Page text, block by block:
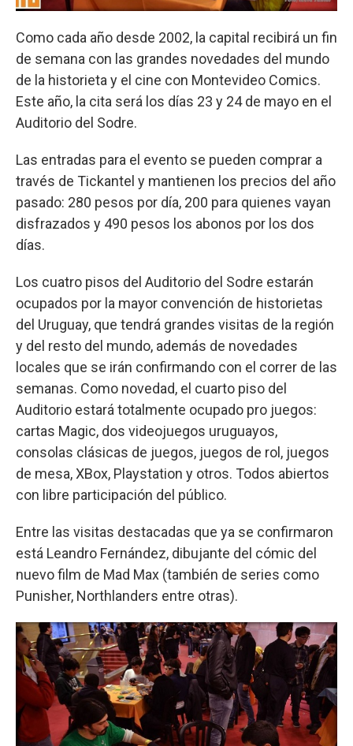
Como cada año desde 2002, la capital recibirá un fin
de semana con las grandes novedades del mundo
de la historieta y el cine con Montevideo Comics.
Este año, la cita será los días 23 y 24 de mayo en el
Auditorio del Sodre.
Las entradas para el evento se pueden comprar a
través de Tickantel y mantienen los precios del año
pasado: 280 pesos por día, 200 para quienes vayan
disfrazados y 490 pesos los abonos por los dos
días.
Los cuatro pisos del Auditorio del Sodre estarán
ocupados por la mayor convención de historietas
del Uruguay, que tendrá grandes visitas de la región
y del resto del mundo, además de novedades
locales que se irán confirmando con el correr de las
semanas. Como novedad, el cuarto piso del
Auditorio estará totalmente ocupado pro juegos:
cartas Magic, dos videojuegos uruguayos,
consolas clásicas de juegos, juegos de rol, juegos
de mesa, XBox, Playstation y otros. Todos abiertos
con libre participación del público.
Entre las visitas destacadas que ya se confirmaron
está Leandro Fernández, dibujante del cómic del
nuevo film de Mad Max (también de series como
Punisher, Northlanders entre otras).